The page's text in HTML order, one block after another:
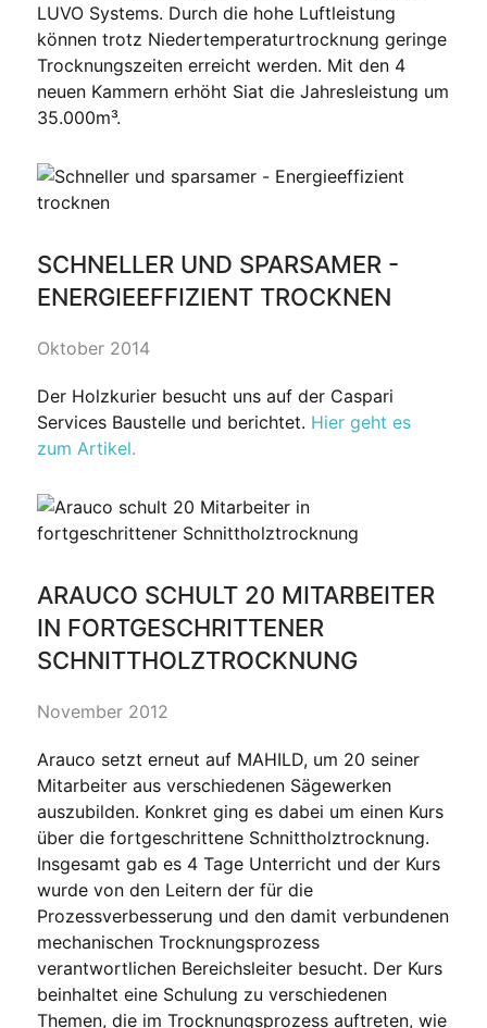
LUVO Systems. Durch die hohe Luftleistung
können trotz Niedertemperaturtrocknung geringe
Trocknungszeiten erreicht werden. Mit den 4
neuen Kammern erhöht Siat die Jahresleistung um
35.000m³.
SCHNELLER UND SPARSAMER -
ENERGIEEFFIZIENT TROCKNEN
Oktober 2014
Der Holzkurier besucht uns auf der Caspari
Services Baustelle und berichtet. Hier geht es
zum Artikel.
ARAUCO SCHULT 20 MITARBEITER
IN FORTGESCHRITTENER
SCHNITTHOLZTROCKNUNG
November 2012
Arauco setzt erneut auf MAHILD, um 20 seiner
Mitarbeiter aus verschiedenen Sägewerken
auszubilden. Konkret ging es dabei um einen Kurs
über die fortgeschrittene Schnittholztrocknung.
Insgesamt gab es 4 Tage Unterricht und der Kurs
wurde von den Leitern der für die
Prozessverbesserung und den damit verbundenen
mechanischen Trocknungsprozess
verantwortlichen Bereichsleiter besucht. Der Kurs
beinhaltet eine Schulung zu verschiedenen
Themen, die im Trocknungsprozess auftreten, wie